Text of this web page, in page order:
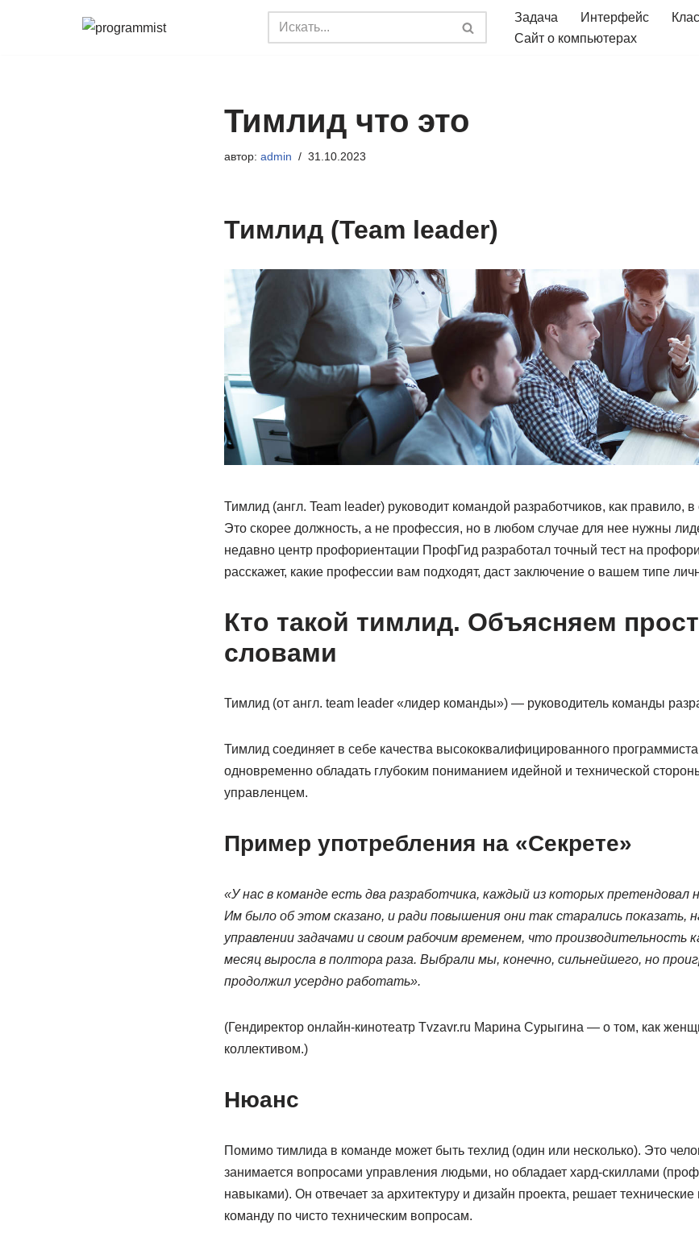
Задача Интерфейс
Сайт о компьютерах
Тимлид что это
автор: admin 31.10.2023
Тимлид (Team leader)
Тимлид (англ. Team leader) руководит командой разработчиков, как правило,
Это скорее должность, а не профессия, но в любом случае для нее нужны
недавно центр профориентации ПрофГид разработал точный тест на
расскажет, какие профессии вам подходят, даст заключение о вашем типе
Кто такой тимлид. Объясняем
словами
Тимлид (от англ. team leader «лидер команды») — руководитель команды
Тимлид соединяет в себе качества высококвалифицированного
одновременно обладать глубоким пониманием идейной и технической
управленцем.
Пример употребления на «Секрете»
«У нас в команде есть два разработчика, каждый из которых претендовал
Им было об этом сказано, и ради повышения они так старались показать,
управлении задачами и своим рабочим временем, что производительность
месяц выросла в полтора раза. Выбрали мы, конечно, сильнейшего, но
продолжил усердно работать».
(Гендиректор онлайн-кинотеатр Tvzavr.ru Марина Сурыгина — о том, как
коллективом.)
Нюанс
Помимо тимлида в команде может быть техлид (один или несколько). Это
занимается вопросами управления людьми, но обладает хард-скиллами
навыками). Он отвечает за архитектуру и дизайн проекта, решает технические
команду по чисто техническим вопросам.